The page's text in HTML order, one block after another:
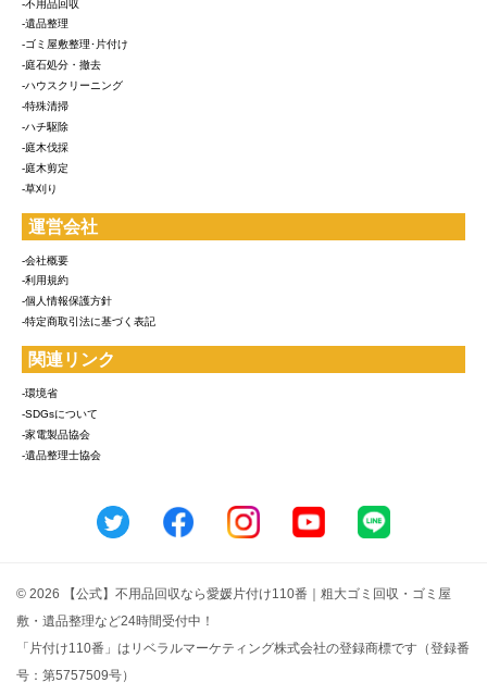
-不用品回収
-遺品整理
-ゴミ屋敷整理･片付け
-庭石処分・撤去
-ハウスクリーニング
-特殊清掃
-ハチ駆除
-庭木伐採
-庭木剪定
-草刈り
運営会社
-会社概要
-利用規約
-個人情報保護方針
-特定商取引法に基づく表記
関連リンク
-環境省
-SDGsについて
-家電製品協会
-遺品整理士協会
© 2026 【公式】不用品回収なら愛媛片付け110番｜粗大ゴミ回収・ゴミ屋
敷・遺品整理など24時間受付中！
「片付け110番」はリベラルマーケティング株式会社の登録商標です（登録番
号：第5757509号）